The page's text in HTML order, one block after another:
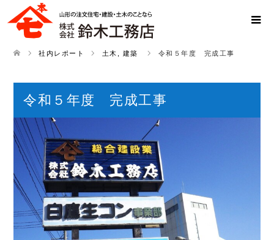
社内レポート 土木 建築 令和５年度 完成工事
令和５年度 完成工事